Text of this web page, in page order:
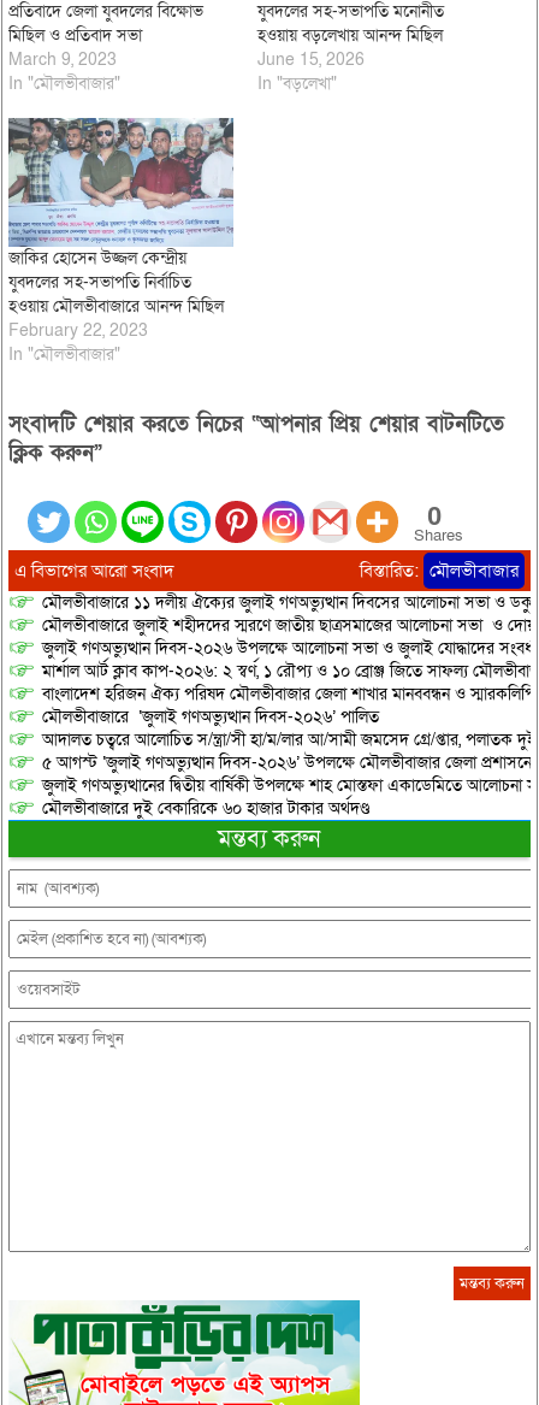
প্রতিবাদে জেলা যুবদলের বিক্ষোভ
মিছিল ও প্রতিবাদ সভা
March 9, 2023
In "মৌলভীবাজার"
যুবদলের সহ-সভাপতি মনোনীত
হওয়ায় বড়লেখায় আনন্দ মিছিল
June 15, 2026
In "বড়লেখা"
জাকির হোসেন উজ্জল কেন্দ্রীয়
যুবদলের সহ-সভাপতি নির্বাচিত
হওয়ায় মৌলভীবাজারে আনন্দ মিছিল
February 22, 2023
In "মৌলভীবাজার"
সংবাদটি শেয়ার করতে নিচের “আপনার প্রিয় শেয়ার বাটনটিতে
ক্লিক করুন”
0
Shares
এ বিভাগের আরো সংবাদ বিস্তারিত: মৌলভীবাজার
মৌলভীবাজারে ১১ দলীয় ঐক্যের জুলাই গণঅভ্যুত্থান দিবসের আলোচনা সভা ও
মৌলভীবাজারে জুলাই শহীদদের স্মরণে জাতীয় ছাত্রসমাজের আলোচনা সভা ও
জুলাই গণঅভ্যুত্থান দিবস-২০২৬ উপলক্ষে আলোচনা সভা ও জুলাই যোদ্ধাদের
মার্শাল আর্ট ক্লাব কাপ-২০২৬: ২ স্বর্ণ, ১ রৌপ্য ও ১০ ব্রোঞ্জ জিতে সাফল্য
বাংলাদেশ হরিজন ঐক্য পরিষদ মৌলভীবাজার জেলা শাখার মানববন্ধন ও স্মারকলিপি
মৌলভীবাজারে ‘জুলাই গণঅভ্যুত্থান দিবস-২০২৬’ পালিত
আদালত চত্বরে আলোচিত স/ন্ত্রা/সী হা/ম/লার আ/সামী জমসেদ গ্রে/প্তার, পলাতক দুই
৫ আগস্ট ‘জুলাই গণঅভ্যুত্থান দিবস-২০২৬’ উপলক্ষে মৌলভীবাজার জেলা
জুলাই গণঅভ্যুত্থানের দ্বিতীয় বার্ষিকী উপলক্ষে শাহ মোস্তফা একাডেমিতে আলোচনা
মৌলভীবাজারে দুই বেকারিকে ৬০ হাজার টাকার অর্থদণ্ড
মন্তব্য করুন